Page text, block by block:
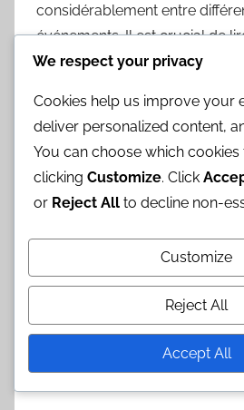
considérablement entre
événements. Il est crucial de
caractères pour comprendre
limitées à des groupes
nouveaux clients ou les
programmes de fidélité.
Par exemple, une promotion
États ou pays. Si vous ne
vous pourriez vous retrouver
réclamer votre cadeau,
des efforts.
Ignorer les dates
We respect your privacy
Cookies help us improve your
deliver personalized content,
You can choose which
clicking Customize. Click
or Reject All to decline non-
Customize
Reject All
Accept All